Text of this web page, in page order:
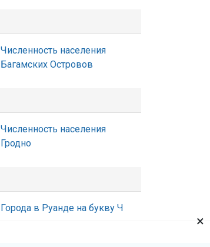
Численность населения
Багамских Островов
Численность населения
Гродно
Города в Руанде на букву Ч
×